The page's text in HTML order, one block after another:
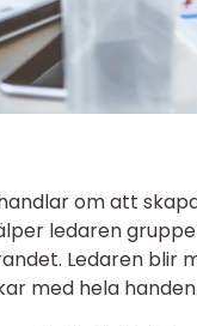
om att
ledaren
Ledaren blir
med hela handen.